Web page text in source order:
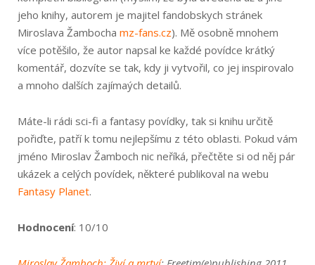
jeho knihy, autorem je majitel fandobskych stránek
Miroslava Žambocha mz-fans.cz). Mě osobně mnohem
více potěšilo, že autor napsal ke každé povídce krátký
komentář, dozvíte se tak, kdy ji vytvořil, co jej inspirovalo
a mnoho dalších zajímaých detailů.
Máte-li rádi sci-fi a fantasy povídky, tak si knihu určitě
pořiďte, patří k tomu nejlepšímu z této oblasti. Pokud vám
jméno Miroslav Žamboch nic neříká, přečtěte si od něj pár
ukázek a celých povídek, některé publikoval na webu
Fantasy Planet.
Hodnocení: 10/10